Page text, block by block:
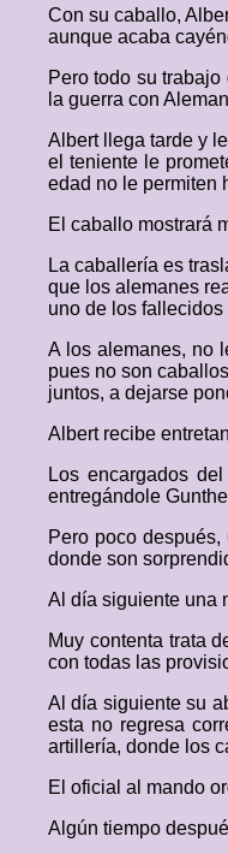
Con su caballo,
aunque acaba
Pero todo su
la guerra con
Albert llega tarde y
el teniente le
edad no le permiten
El caballo mostrará
La caballería es
que los alemanes
uno de los
A los alemanes, no
pues no son
juntos, a dejarse
Albert recibe
Los encargados
entregándole
Pero poco
donde son
Al día siguiente una
Muy contenta trata
con todas las
Al día siguiente su
esta no regresa
artillería, donde los
El oficial al mando
Algún tiempo